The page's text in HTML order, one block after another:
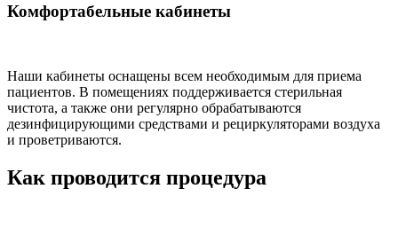
Комфортабельные кабинеты
Наши кабинеты оснащены всем необходимым для приема
пациентов. В помещениях поддерживается стерильная
чистота, а также они регулярно обрабатываются
дезинфицирующими средствами и рециркуляторами воздуха
и проветриваются.
Как проводится процедура